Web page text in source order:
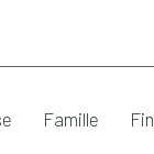
Famille